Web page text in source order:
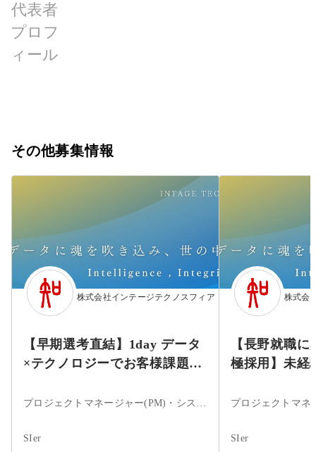
代表者
プロフ
ィール
その他募集情報
株式会社インテージテクノスフィア
【早期選考直結】1day データ
×テクノロジーでお客様課題の
プロジェクトマネージャー(PM)・システムエンジニア・ITコンサルタント・まだ決まっていない
SIer
株式会
【長野就職
極採用】未経
SIer